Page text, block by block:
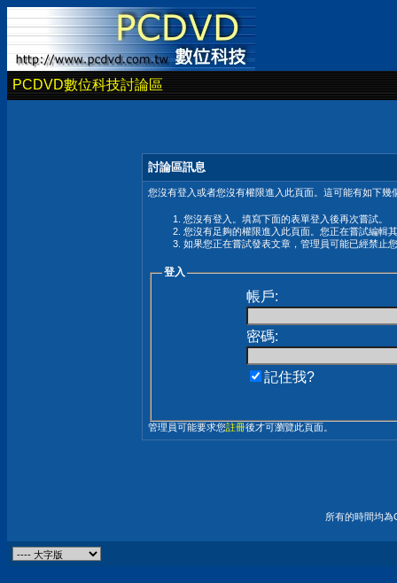
PCDVD數位科技討論區
討論區訊息
您沒有登入或者您沒有權限進入此頁面。這可能有如下幾
您沒有登入。填寫下面的表單登入後再次嘗試。
您沒有足夠的權限進入此頁面。您正在嘗試編輯
如果您正在嘗試發表文章，管理員可能已經禁止
登入
帳戶:
密碼:
記住我?
管理員可能要求您註冊後才可瀏覽此頁面。
所有的時間均為